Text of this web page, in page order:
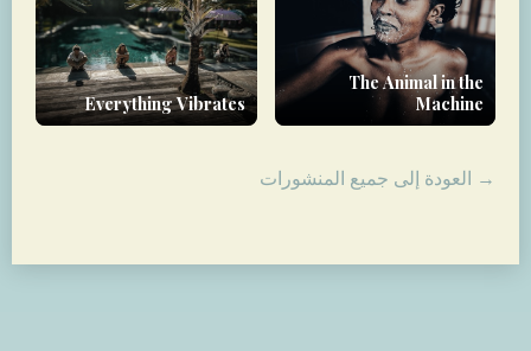
The Animal in the
Machine
Everything Vibrates
→ العودة إلى جميع المنشورات